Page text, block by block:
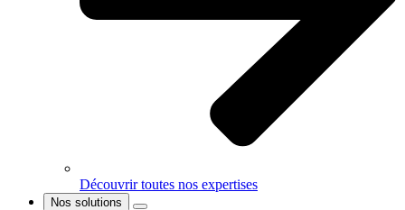
Découvrir toutes nos expertises
Nos solutions